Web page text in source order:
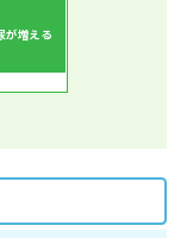
が増える